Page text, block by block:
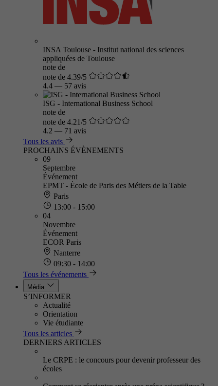
INSA Toulouse - Institut national des sciences
appliquées de Toulouse
note de
note de 4.39/5
4.4 — 57 avis
ISG - International Business School
note de
note de 4.21/5
4.2 — 71 avis
Tous les avis
PROCHAINS ÉVÈNEMENTS
09
Septembre
Événement
EPMT - École de Paris des Métiers de la Table
Paris
13:00 - 15:00
04
Novembre
Événement
ECOR Paris
Nanterre
09:30 - 14:00
Tous les événements
Média
S’INFORMER
Actualité
Orientation
Vie étudiante
Tous les articles
DERNIERS ARTICLES
Le CRPE : le concours pour devenir professeur des
écoles